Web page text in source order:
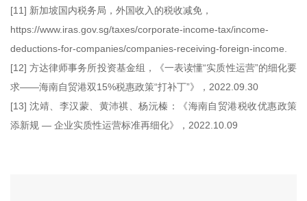
[11] 新加坡国内税务局，外国收入的税收减免，
https://www.iras.gov.sg/taxes/corporate-income-tax/income-
deductions-for-companies/companies-receiving-foreign-income.
[12] 方达律师事务所投资基金组，《一表读懂“实质性运营”的细化要
求——海南自贸港双15%税惠政策“打补丁”》，2022.09.30
[13] 沈靖、李汉蒙、黄沛祺、杨沅榛：《海南自贸港税收优惠政策
添新规 — 企业实质性运营标准再细化》，2022.10.09